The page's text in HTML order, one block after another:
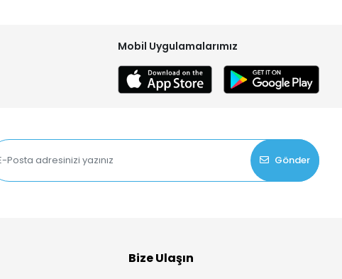
Mobil Uygulamalarımız
Gönder
Bize Ulaşın